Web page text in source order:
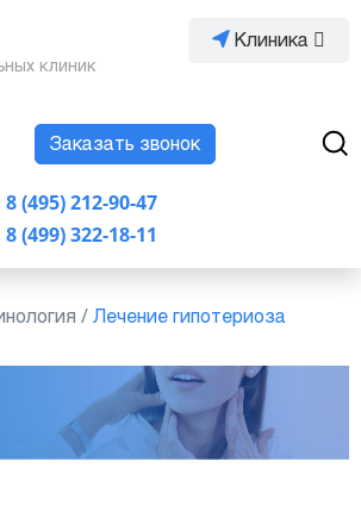
клиник
Клиника
Заказать звонок
8 (495) 212-90-47
8 (499) 322-18-11
/ Лечение гипотериоза